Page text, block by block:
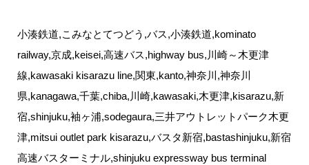
小湊鉄道,こみなとてつどう,バス,小湊鉄道,kominato
railway,京成,keisei,高速バス,highway bus,川崎～木更津
線,kawasaki kisarazu line,関東,kanto,神奈川,神奈川
県,kanagawa,千葉,chiba,川崎,kawasaki,木更津,kisarazu,新
宿,shinjuku,袖ヶ浦,sodegaura,三井アウトレットパーク木更
津,mitsui outlet park kisarazu,バスタ新宿,bastashinjuku,新宿
高速バスターミナル,shinjuku expressway bus terminal